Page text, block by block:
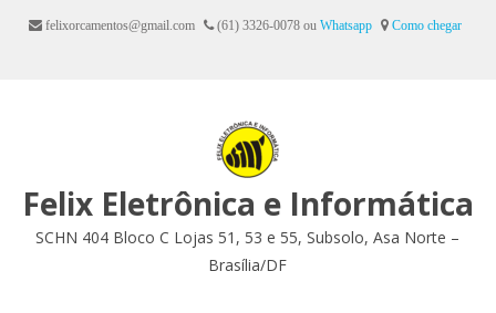
para
felixorcamentos@gmail.com (61) 3326-0078 ou Whatsapp Como chegar
Felix Eletrônica e Informática
SCHN 404 Bloco C Lojas 51, 53 e 55, Subsolo, Asa Norte –
Brasília/DF